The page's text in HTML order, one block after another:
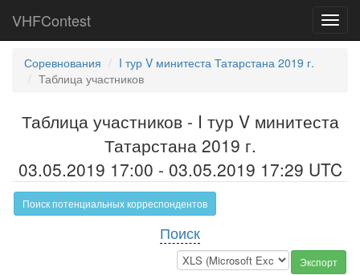
VHFContest
Соревнования
I тур V минитеста Татарстана 2019 г.
Таблица участников
Таблица участников - I тур V минитеста
Татарстана 2019 г.
03.05.2019 17:00 - 03.05.2019 17:29 UTC
Поиск потенциальных корреспондентов
Поиск
Экспорт